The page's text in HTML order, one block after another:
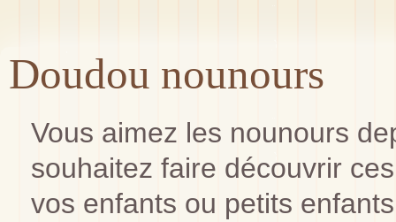
Doudou nounours
Vous aimez les nounours
souhaitez faire découvrir
vos enfants ou petits